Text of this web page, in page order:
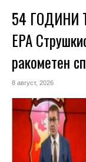
54 ГОДИНИ
ЕРА
ракометен
8 август, 2026